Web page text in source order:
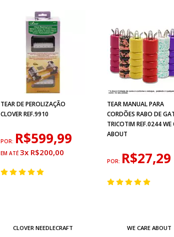
TEAR DE PEROLIZAÇÃO
CLOVER REF.9910
POR: R$599,99
3x R$200,00
CLOVER NEEDLECRAFT
TEAR MANUAL PARA
CORDÕES RABO DE
TRICOTIM REF.0244 WE
ABOUT
POR: R$27,29
WE CARE ABOUT